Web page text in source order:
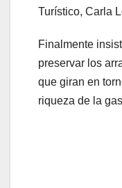
Turístico, Carla
Finalmente
preservar los
que giran en
riqueza de la